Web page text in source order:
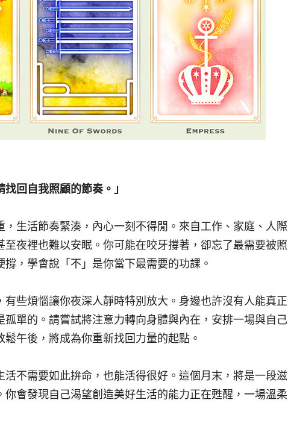
回自我照顧的節奏。」
，生活節奏緊湊，內心一刻不得閒。來自工作、家庭、人際
至夜裡也難以安眠。你可能在咬牙撐著，卻忘了最需要被照
，學會說「不」是你當下最需要的功課。
有些煩惱讓你夜深人靜時特別放大。身邊也許沒有人能真正
孤單的。請嘗試將注意力轉向身體與內在，安排一場與自己
午後，將成為你重新找回力量的起點。
活不需要如此拚命，也能活得很好。這個月末，將是一段滋
你會發現自己渴望創造美好生活的能力正在甦醒，一場溫柔